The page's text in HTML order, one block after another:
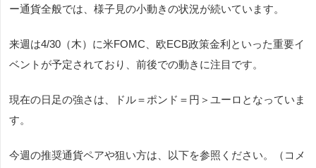
ー通貨全般では、様子見の小動きの状況が続いています。
来週は4/30（木）に米FOMC、欧ECB政策金利といった重要イ
ベントが予定されており、前後での動きに注目です。
現在の日足の強さは、ドル＝ポンド＝円＞ユーロとなっていま
す。
今週の推奨通貨ペアや狙い方は、以下を参照ください。（コメ